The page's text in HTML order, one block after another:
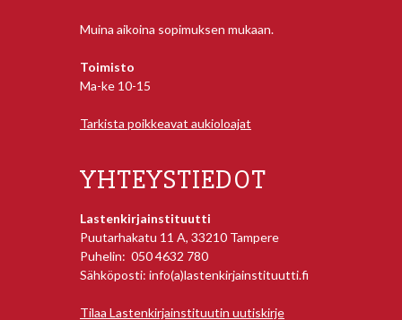
Muina aikoina sopimuksen mukaan.
Toimisto
Ma-ke 10-15
Tarkista poikkeavat aukioloajat
YHTEYSTIEDOT
Lastenkirjainstituutti
Puutarhakatu 11 A, 33210 Tampere
Puhelin: 050 4632 780
Sähköposti: info(a)lastenkirjainstituutti.fi
Tilaa Lastenkirjainstituutin uutiskirje